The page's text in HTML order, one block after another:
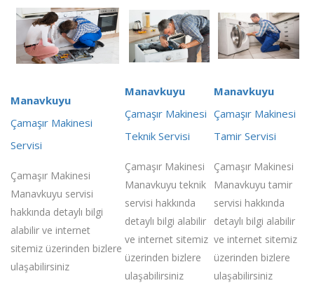
Manavkuyu
Çamaşır Makinesi
Servisi
Çamaşır Makinesi
Manavkuyu servisi
hakkında detaylı bilgi
alabilir ve internet
sitemiz üzerinden bizlere
ulaşabilirsiniz
Manavkuyu
Çamaşır Makinesi
Teknik Servisi
Çamaşır Makinesi
Manavkuyu teknik
servisi hakkında
detaylı bilgi alabilir
ve internet sitemiz
üzerinden bizlere
ulaşabilirsiniz
Manavkuyu
Çamaşır Makinesi
Tamir Servisi
Çamaşır Makinesi
Manavkuyu tamir
servisi hakkında
detaylı bilgi alabilir
ve internet sitemiz
üzerinden bizlere
ulaşabilirsiniz